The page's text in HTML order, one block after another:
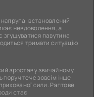
напруга: встановлений
невдоволення, а
згущуватися павутина
тримати ситуацію
зростав у звичайному
поруч тече зовсім інше
сили. Раптове
стає